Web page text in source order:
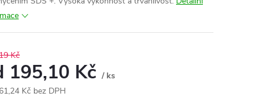
Kč
195,10 Kč / ks
Kč bez DPH